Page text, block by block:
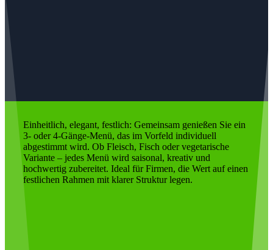
Einheitlich, elegant, festlich: Gemeinsam genießen Sie ein
3- oder 4-Gänge-Menü, das im Vorfeld individuell
abgestimmt wird. Ob Fleisch, Fisch oder vegetarische
Variante – jedes Menü wird saisonal, kreativ und
hochwertig zubereitet. Ideal für Firmen, die Wert auf einen
festlichen Rahmen mit klarer Struktur legen.